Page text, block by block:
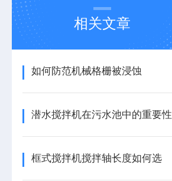
相关文章
如何防范机械格栅被浸蚀
潜水搅拌机在污水池中的重要性
框式搅拌机搅拌轴长度如何选